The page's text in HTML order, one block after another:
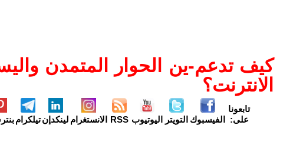
كيف تدعم-ين الحوار المتمدن
الانترنت؟
تابعونا
على:
الفيسبوك التويتر اليوتيوب RSS الانستغرام لينكدإنتيلكرام